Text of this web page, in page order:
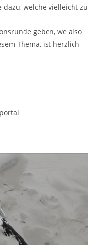
dazu, welche vielleicht zu
geben, we also
Thema, ist herzlich